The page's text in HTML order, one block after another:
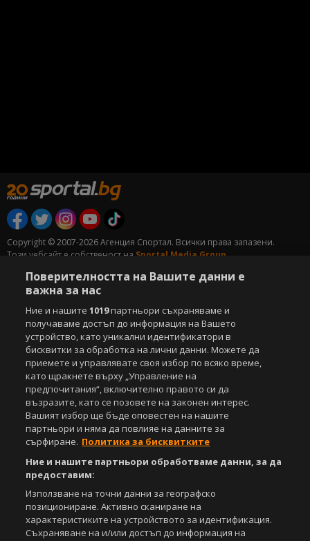
Copyright © 2007-2026 Агенция Спортал. Всички права запазени.
Този уебсайт е собственост на Sportal Media Group
За нас Екип За рекламa
Общи условия
Етични правила на НСС
Управление на предпочитания
Съдържанието на този уеб сайт и технологиите, използвани в него, са
под закрила на Закона за авторското право и сродните му права.
Всички статии, репортажи, интервюта и други текстови, графични и
видео материали, публикувани в сайта, са собственост на Агенция
Спортал, освен ако изрично е посочено друго. Допуска се
публикуване на текстови материали само след писмено съгласие на
Агенция Спортал, посочване на източника и добавяне на линк към
www.sportal.bg. Използването на графични и видео материали,
публикувани в сайта, е строго забранено. Нарушителите ще бъдат
санкционирани с цялата строгост на закона.
СвалиБЕЗПЛАТНОТО
Android
Powered by:
Поверителността на Вашите данни е
важна за нас
Ние и нашите1019партньори съхраняваме и
получаваме достъп до информация на Вашето
устройство, като уникални идентификатори в
бисквитки за обработка на лични данни. Можете да
приемете и управлявате своя избор по всяко време,
като щракнете върху „Управление на
предпочитания“, включително правото си да
възразите, като се позовете на законен интерес.
Вашият избор ще бъде оповестен на нашите
партньори и няма да повлияе на данните за
сърфиране. Политика за бисквитките
Ние и нашите партньори обработваме данни, за да
предоставим:
Използване на точни данни за географско
позициониране. Активно сканиране на
характеристиките на устройството за идентификация.
Съхраняване на и/или достъп до информация на